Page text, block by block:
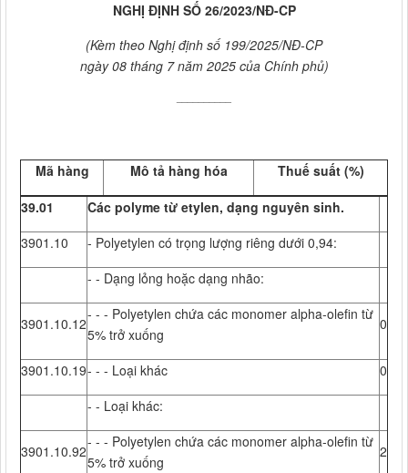
NGHỊ ĐỊNH SỐ 26/2023/NĐ-CP
(Kèm theo Nghị định số 199/2025/NĐ-CP
ngày 08 tháng 7 năm 2025 của Chính phủ)
Mã hàng Mô tả hàng hóa
Thuế suất (%)
39.01
Các polyme từ etylen, dạng nguyên sinh.
3901.10
- Polyetylen có trọng lượng riêng dưới 0,94:
- - Dạng lỏng hoặc dạng nhão:
3901.10.12
- - - Polyetylen chứa các monomer alpha-olefin từ
5% trở xuống
0
3901.10.19- - - Loại khác
0
- - Loại khác:
3901.10.92
- - - Polyetylen chứa các monomer alpha-olefin từ
5% trở xuống
2